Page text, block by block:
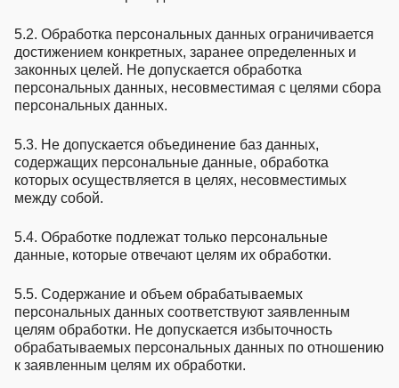
5.2. Обработка персональных данных ограничивается
достижением конкретных, заранее определенных и
законных целей. Не допускается обработка
персональных данных, несовместимая с целями сбора
персональных данных.
5.3. Не допускается объединение баз данных,
содержащих персональные данные, обработка
которых осуществляется в целях, несовместимых
между собой.
5.4. Обработке подлежат только персональные
данные, которые отвечают целям их обработки.
5.5. Содержание и объем обрабатываемых
персональных данных соответствуют заявленным
целям обработки. Не допускается избыточность
обрабатываемых персональных данных по отношению
к заявленным целям их обработки.